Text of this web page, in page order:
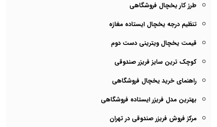
طرز کار یخچال فروشگاهی
تنظیم درجه یخچال ایستاده مغازه
قیمت یخچال ویترینی دست دوم
کوچک ترین سایز فریزر صندوقی
راهنمای خرید یخچال فروشگاهی
بهترین مدل فریزر ایستاده فروشگاهی
مرکز فروش فریزر صندوقی در تهران